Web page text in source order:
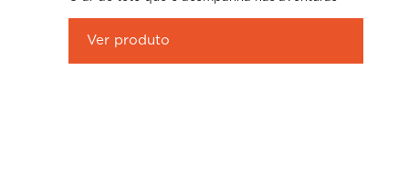
Ver produto